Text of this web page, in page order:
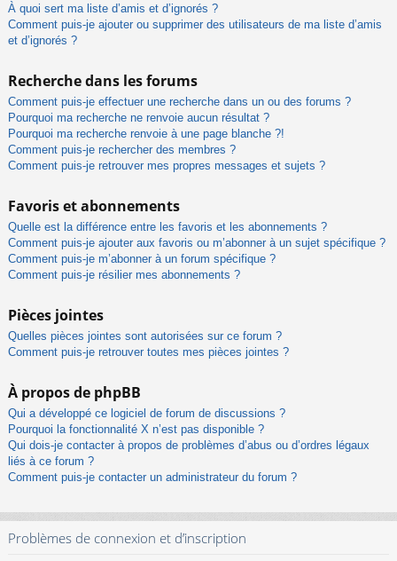
À quoi sert ma liste d’amis et d’ignorés ?
Comment puis-je ajouter ou supprimer des utilisateurs de ma liste d’amis
et d’ignorés ?
Recherche dans les forums
Comment puis-je effectuer une recherche dans un ou des forums ?
Pourquoi ma recherche ne renvoie aucun résultat ?
Pourquoi ma recherche renvoie à une page blanche ?!
Comment puis-je rechercher des membres ?
Comment puis-je retrouver mes propres messages et sujets ?
Favoris et abonnements
Quelle est la différence entre les favoris et les abonnements ?
Comment puis-je ajouter aux favoris ou m’abonner à un sujet spécifique ?
Comment puis-je m’abonner à un forum spécifique ?
Comment puis-je résilier mes abonnements ?
Pièces jointes
Quelles pièces jointes sont autorisées sur ce forum ?
Comment puis-je retrouver toutes mes pièces jointes ?
À propos de phpBB
Qui a développé ce logiciel de forum de discussions ?
Pourquoi la fonctionnalité X n’est pas disponible ?
Qui dois-je contacter à propos de problèmes d’abus ou d’ordres légaux
liés à ce forum ?
Comment puis-je contacter un administrateur du forum ?
Problèmes de connexion et d’inscription